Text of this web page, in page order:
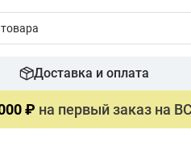
Доставка и оплата
₽ на первый заказ на